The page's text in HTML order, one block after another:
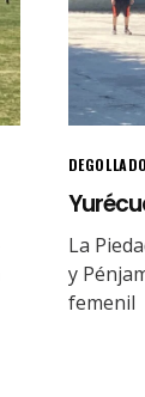
DEGOLLADO
La
y
femenil